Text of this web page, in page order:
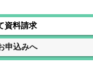
資料請求
申込みへ